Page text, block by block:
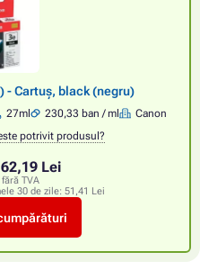
- Cartuș, black (negru)
27ml 230,33 ban / ml
Canon
potrivit produsul?
62,19 Lei
TVA
30 de zile: 51,41 Lei